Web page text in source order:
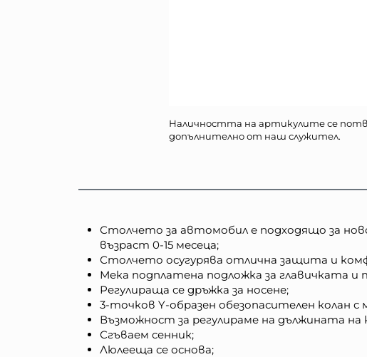
Наличността на артикулите се
допълнително от наш служител.
Столчето за автомобил е подходящо за
възраст 0-15 месеца;
Столчето осугурява отлична защита и
Мека подплатена подложка за главичката
Регулираща се дръжка за носене;
3-точков Y-образен обезопасителен колан
Възможност за регулираме на дължината на
Сгъваем сенник;
Люлееща се основа;